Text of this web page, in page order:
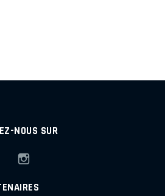
NOUS SUR
Facebook